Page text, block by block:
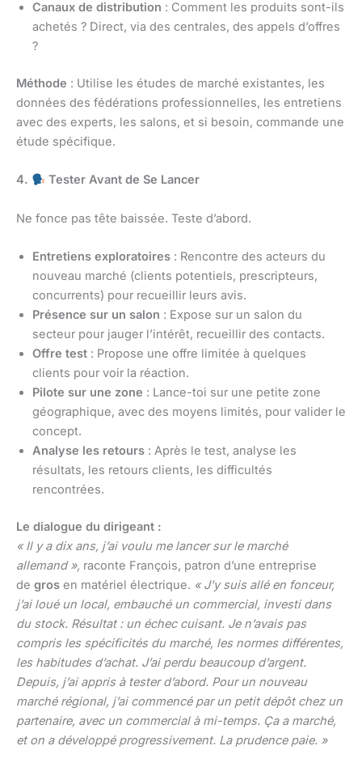
Canaux de distribution : Comment les produits sont-ils
achetés ? Direct, via des centrales, des appels d’offres
?
Méthode : Utilise les études de marché existantes, les
données des fédérations professionnelles, les entretiens
avec des experts, les salons, et si besoin, commande une
étude spécifique.
4. Tester Avant de Se Lancer
Ne fonce pas tête baissée. Teste d’abord.
Entretiens exploratoires : Rencontre des acteurs du
nouveau marché (clients potentiels, prescripteurs,
concurrents) pour recueillir leurs avis.
Présence sur un salon : Expose sur un salon du
secteur pour jauger l’intérêt, recueillir des contacts.
Offre test : Propose une offre limitée à quelques
clients pour voir la réaction.
Pilote sur une zone : Lance-toi sur une petite zone
géographique, avec des moyens limités, pour valider le
concept.
Analyse les retours : Après le test, analyse les
résultats, les retours clients, les difficultés
rencontrées.
Le dialogue du dirigeant :
« Il y a dix ans, j’ai voulu me lancer sur le marché
allemand », raconte François, patron d’une entreprise
de gros en matériel électrique. « J’y suis allé en fonceur,
j’ai loué un local, embauché un commercial, investi dans
du stock. Résultat : un échec cuisant. Je n’avais pas
compris les spécificités du marché, les normes différentes,
les habitudes d’achat. J’ai perdu beaucoup d’argent.
Depuis, j’ai appris à tester d’abord. Pour un nouveau
marché régional, j’ai commencé par un petit dépôt chez un
partenaire, avec un commercial à mi-temps. Ça a marché,
et on a développé progressivement. La prudence paie. »